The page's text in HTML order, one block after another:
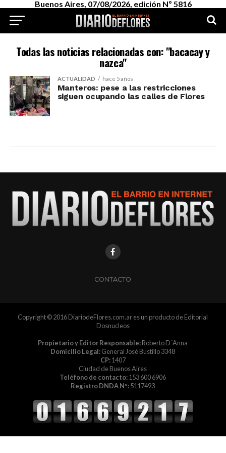
Buenos Aires, 07/08/2026, edición Nº 5816
Todas las noticias relacionadas con: "bacacay y
nazca"
ACTUALIDAD hace 5 años
Manteros: pese a las restricciones
siguen ocupando las calles de Flores
CONTACTO
Copyright © 2016 DiariodeFlores.com.ar es un producto de Editorial
Dosnucleos
Propietario y Editor Responsable:Roberto D´Anna
Domicilio Legal:General José Bustillo 3348
CP:1407
Ciudad de Buenos Aires
Teléfono de contacto:153 600 6906
Registro DNDA Nº:5117493